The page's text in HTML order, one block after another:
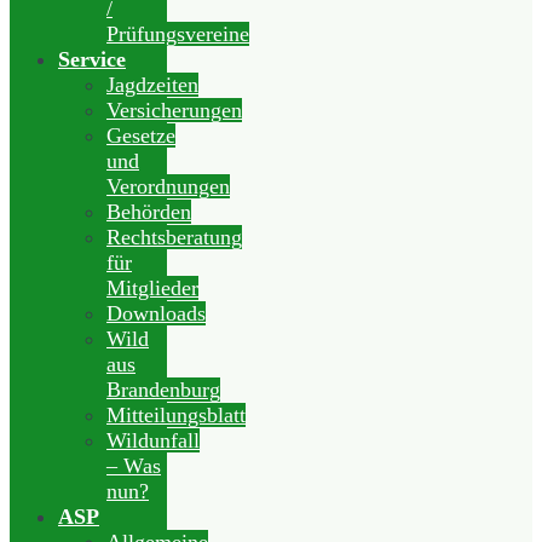
/
Prüfungsvereine
Service
Jagdzeiten
Versicherungen
Gesetze
und
Verordnungen
Behörden
Rechtsberatung
für
Mitglieder
Downloads
Wild
aus
Brandenburg
Mitteilungsblatt
Wildunfall
– Was
nun?
ASP